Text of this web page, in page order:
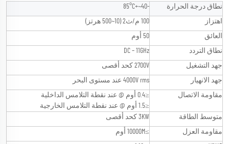
نطاق درجة الحرارة -40~+85°C
اهتزاز 100 م/ث2 (10~500 هرتز)
العائق 50 أوم
نطاق التردد DC – 11GHz
جهد التشغيل 2700V كحد أقصى
جهد الانهيار 4000V rms عند مستوى البحر
مقاومة الاتصال
≤0.4 أوم @ عند نقطة التلامس الداخلية
≤1.5 أوم @ عند نقطة التلامس الخارجية
متوسط الطاقة
3KW كحد أقصى
مقاومة العزل ≥10000M أوم